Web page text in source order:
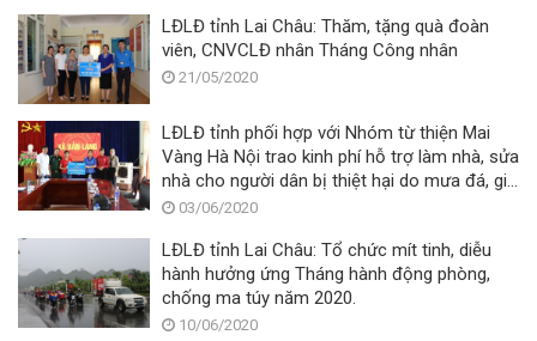
LĐLĐ tỉnh Lai Châu: Thăm, tặng quà đoàn
viên, CNVCLĐ nhân Tháng Công nhân
21/05/2020
LĐLĐ tỉnh phối hợp với Nhóm từ thiện Mai
Vàng Hà Nội trao kinh phí hỗ trợ làm nhà, sửa
nhà cho người dân bị thiệt hại do mưa đá, gió
lốc tại xã Bản Lang, huyện Phong Thổ.
03/06/2020
LĐLĐ tỉnh Lai Châu: Tổ chức mít tinh, diễu
hành hưởng ứng Tháng hành động phòng,
chống ma túy năm 2020.
10/06/2020